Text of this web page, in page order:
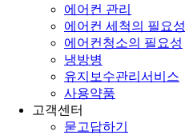
에어컨 관리
에어컨 세척의 필요성
에어컨청소의 필요성
냉방병
유지보수관리서비스
사용약품
고객센터
묻고답하기